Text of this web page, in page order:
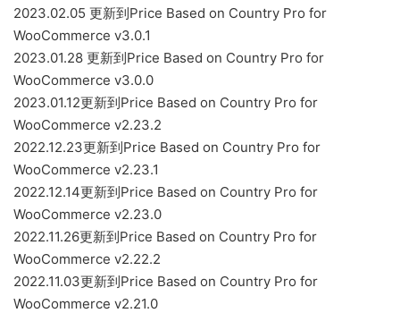
2023.02.05 更新到Price Based on Country Pro for
WooCommerce v3.0.1
2023.01.28 更新到Price Based on Country Pro for
WooCommerce v3.0.0
2023.01.12更新到Price Based on Country Pro for
WooCommerce v2.23.2
2022.12.23更新到Price Based on Country Pro for
WooCommerce v2.23.1
2022.12.14更新到Price Based on Country Pro for
WooCommerce v2.23.0
2022.11.26更新到Price Based on Country Pro for
WooCommerce v2.22.2
2022.11.03更新到Price Based on Country Pro for
WooCommerce v2.21.0